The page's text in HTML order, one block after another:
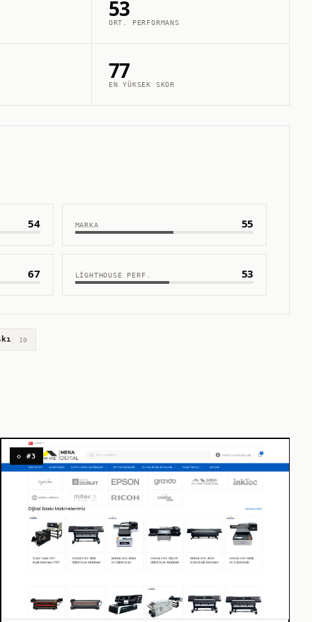
53
ORT. PERFORMANS
77
EN YÜKSEK SKOR
54 MARKA 55
67 LIGHTHOUSE PERF. 53
10
◇ #3